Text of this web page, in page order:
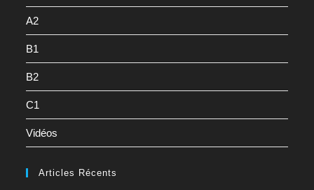
A2
B1
B2
C1
Vidéos
Articles Récents